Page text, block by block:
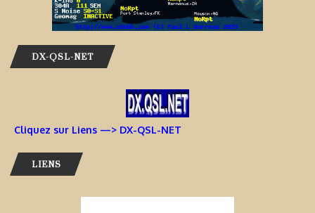
DX-QSL-NET
Cliquez sur Liens —> DX-QSL-NET
LIENS